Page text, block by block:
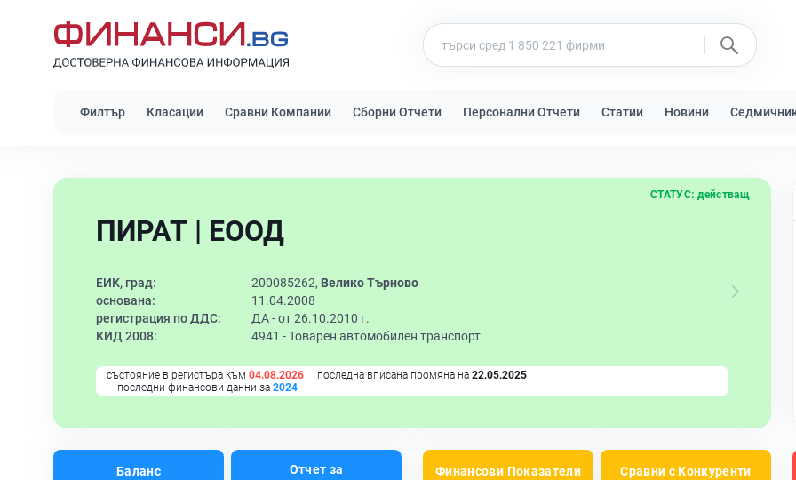
Филтър Класации Сравни Компании Сборни Отчети Персонални Отчети Статии Новини
ПИРАТ | ЕООД
СТАТУС: действащ
ЕИК, град: 200085262, Велико Търново
основана:
11.04.2008
регистрация по ДДС:
ДА - от 26.10.2010 г.
КИД 2008:
4941 -Товарен автомобилен транспорт
състояние в регистъра към 04.08.2026 последна вписана промяна на 22.05.2025
последни финансови данни за 2024
Баланс
Отчет за
Финансови Показатели Сравни с Конкуренти